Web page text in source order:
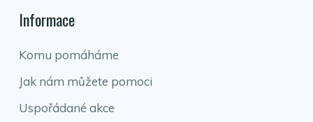
Informace
Komu pomáháme
Jak nám můžete pomoci
Uspořádané akce